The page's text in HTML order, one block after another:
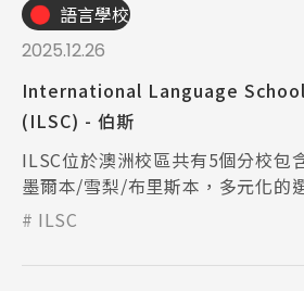
語言學校
2025.12.26
International Language
(ILSC) - 伯斯
ILSC位於澳洲校區共有5個分校包
墨爾本/雪梨/布里斯本，多元化的
由選擇喜歡的課程。
ILSC